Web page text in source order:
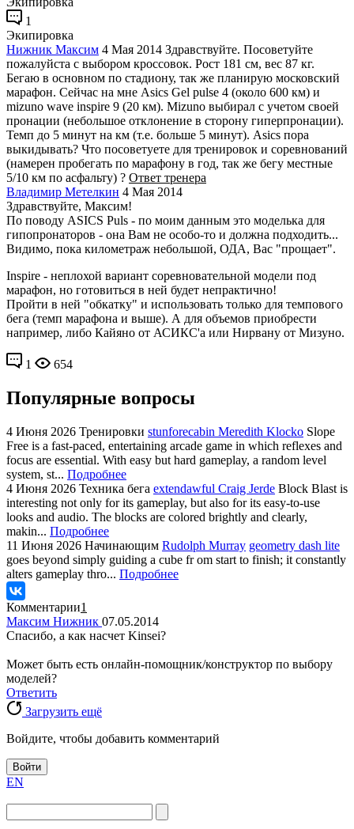
1
Экипировка
Нижник Максим 4 Мая 2014 Здравствуйте. Посоветуйте
пожалуйста с выбором кроссовок. Рост 181 см, вес 87 кг.
Бегаю в основном по стадиону, так же планирую московский
марафон. Сейчас на мне Asics Gel pulse 4 (около 600 км) и
mizuno wave inspire 9 (20 км). Mizuno выбирал с учетом своей
пронации (небольшое отклонение в сторону гиперпронации).
Темп до 5 минут на км (т.е. больше 5 минут). Asics пора
выкидывать? Что посоветуете для тренировок и соревнований
(намерен пробегать по марафону в год, так же бегу местные
5/10 км по асфальту) ? Ответ тренера
Владимир Метелкин 4 Мая 2014
Здравствуйте, Максим!
По поводу АSICS Puls - по моим данным это моделька для
гипопронаторов - она Вам не особо-то и должна подходить...
Видимо, пока километраж небольшой, ОДА, Вас "прощает".
Inspire - неплохой вариант соревновательной модели под
марафон, но готовиться в ней будет непрактично!
Пройти в ней "обкатку" и использовать только для темпового
бега (темп марафона и выше). А для объемов приобрести
например, либо Кайяно от АСИКС'а или Нирвану от Мизуно.
1 654
Популярные вопросы
4 Июня 2026 Тренировки stunforecabin Meredith Klocko Slope
Free is a fast-paced, entertaining arcade game in which reflexes and
focus are essential. With easy but hard gameplay, a random level
system, st... Подробнее
4 Июня 2026 Техника бега extendawful Craig Jerde Block Blast is
interesting not only for its gameplay, but also for its easy-to-use
looks and audio. The blocks are colored brightly and clearly,
makin... Подробнее
11 Июня 2026 Начинающим Rudolph Murray geometry dash lite
goes beyond simply guiding a cube fr om start to finish; it constantly
alters gameplay thro... Подробнее
Комментарии1
Максим Нижник 07.05.2014
Спасибо, а как насчет Kinsei?
Может быть есть онлайн-помощник/конструктор по выбору
моделей?
Ответить
Загрузить ещё
Войдите, чтобы добавить комментарий
Войти
EN